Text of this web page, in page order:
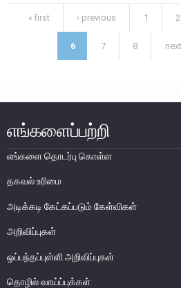
எக்ஸ்டர் அறிக்கை
நாணயக் கொள்கை
நிதியியல் முறைமை
Pages
« first ‹ previous 1 2
6 7 8
எங்களைப்பற்றி
எங்களை தொடர்பு கொள்ள
தகவல் உரிமை
அடிக்கடி கேட்கப்படும் கேள்விகள்
அறிவிப்புகள்
ஒப்பந்தப்புள்ளி அறிவிப்புகள்
தொழில் வாய்ப்புக்கள்